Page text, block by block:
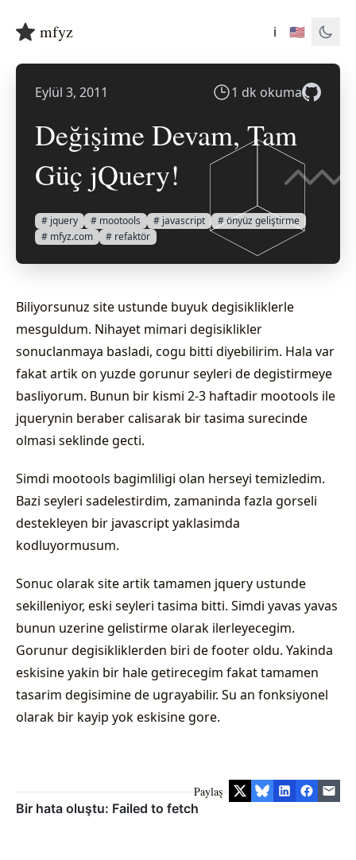
mfyz ℹ️ 🇺🇸
Eylül 3, 2011 1 dk okuma
Değişime Devam, Tam
Güç jQuery!
# jquery # mootools # javascript
# önyüz geliştirme
# mfyz.com
# refaktör
Biliyorsunuz site ustunde buyuk degisikliklerle
mesguldum. Nihayet mimari degisiklikler
sonuclanmaya basladi, cogu bitti diyebilirim. Hala var
fakat artik on yuzde gorunur seyleri de degistirmeye
basliyorum. Bunun bir kismi 2-3 haftadir mootools ile
jquerynin beraber calisarak bir tasima surecinde
olmasi seklinde gecti.
Simdi mootools bagimliligi olan herseyi temizledim.
Bazi seyleri sadelestirdim, zamaninda fazla gorseli
destekleyen bir javascript yaklasimda
kodluyormusum.
Sonuc olarak site artik tamamen jquery ustunde
sekilleniyor, eski seyleri tasima bitti. Simdi yavas yavas
bunun uzerine gelistirme olarak ilerleyecegim.
Gorunur degisikliklerden biri de footer oldu. Yakinda
eskisine yakin bir hale getirecegim fakat tamamen
tasarim degisimine de ugrayabilir. Su an fonksiyonel
olarak bir kayip yok eskisine gore.
Paylaş